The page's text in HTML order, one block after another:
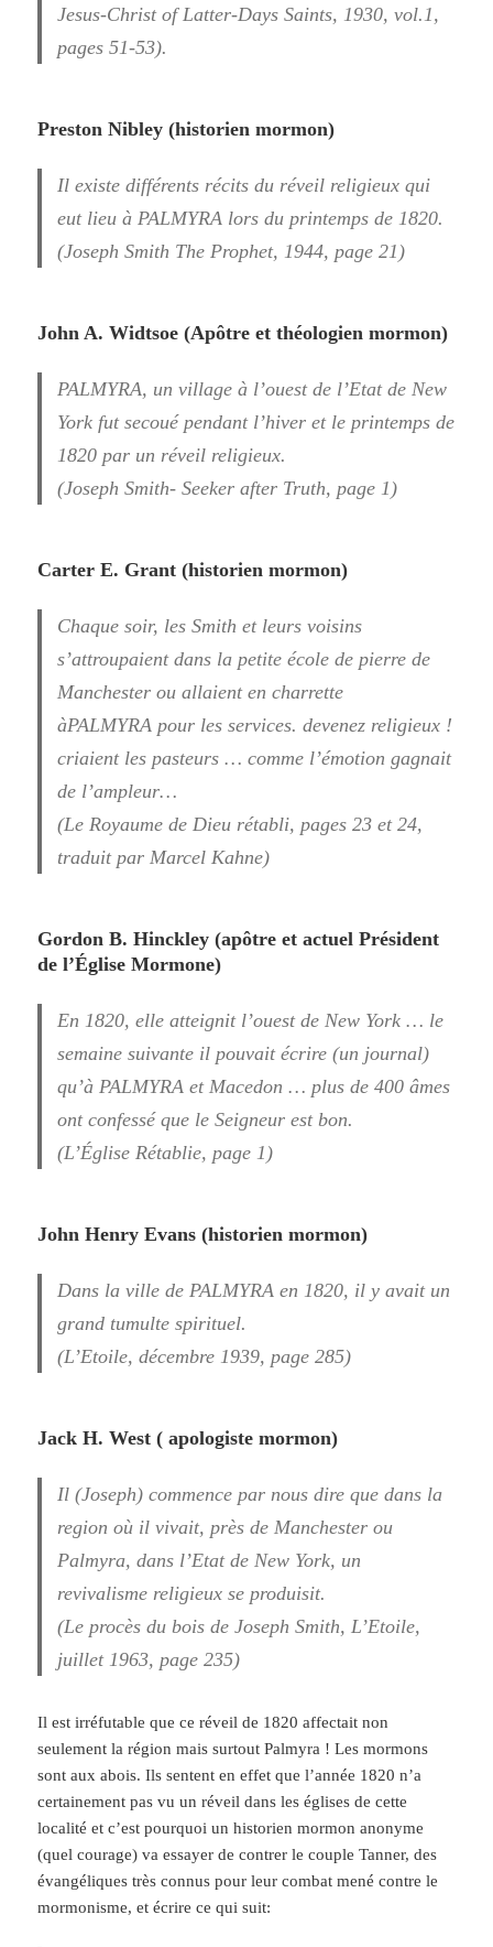
Jesus-Christ of Latter-Days Saints, 1930, vol.1,
pages 51-53).
Preston Nibley (historien mormon)
Il existe différents récits du réveil religieux qui
eut lieu à PALMYRA lors du printemps de 1820.
(Joseph Smith The Prophet, 1944, page 21)
John A. Widtsoe (Apôtre et théologien mormon)
PALMYRA, un village à l’ouest de l’Etat de New
York fut secoué pendant l’hiver et le printemps de
1820 par un réveil religieux.
(Joseph Smith- Seeker after Truth, page 1)
Carter E. Grant (historien mormon)
Chaque soir, les Smith et leurs voisins
s’attroupaient dans la petite école de pierre de
Manchester ou allaient en charrette
àPALMYRA pour les services. devenez religieux !
criaient les pasteurs … comme l’émotion gagnait
de l’ampleur…
(Le Royaume de Dieu rétabli, pages 23 et 24,
traduit par Marcel Kahne)
Gordon B. Hinckley (apôtre et actuel Président
de l’Église Mormone)
En 1820, elle atteignit l’ouest de New York … le
semaine suivante il pouvait écrire (un journal)
qu’à PALMYRA et Macedon … plus de 400 âmes
ont confessé que le Seigneur est bon.
(L’Église Rétablie, page 1)
John Henry Evans (historien mormon)
Dans la ville de PALMYRAen 1820, il y avait un
grand tumulte spirituel.
(L’Etoile, décembre 1939, page 285)
Jack H. West ( apologiste mormon)
Il (Joseph) commence par nous dire que dans la
region où il vivait, près de Manchester ou
Palmyra, dans l’Etat de New York, un
revivalisme religieux se produisit.
(Le procès du bois de Joseph Smith, L’Etoile,
juillet 1963, page 235)
Il est irréfutable que ce réveil de 1820 affectait non
seulement la région mais surtout Palmyra ! Les mormons
sont aux abois. Ils sentent en effet que l’année 1820 n’a
certainement pas vu un réveil dans les églises de cette
localité et c’est pourquoi un historien mormon anonyme
(quel courage) va essayer de contrer le couple Tanner, des
évangéliques très connus pour leur combat mené contre le
mormonisme, et écrire ce qui suit: